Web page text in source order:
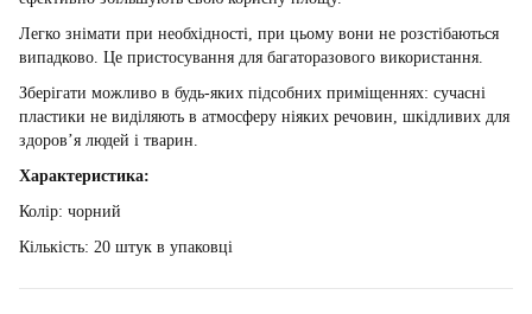
Легко знімати при необхідності, при цьому вони не розстібаються
випадково. Це пристосування для багаторазового використання.
Зберігати можливо в будь-яких підсобних приміщеннях: сучасні
пластики не виділяють в атмосферу ніяких речовин, шкідливих для
здоров’я людей і тварин.
Характеристика:
Колір: чорний
Кількість: 20 штук в упаковці